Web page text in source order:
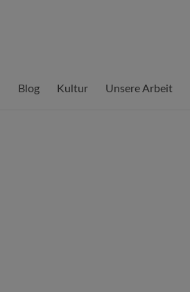
Blog Kultur Unsere Arbeit